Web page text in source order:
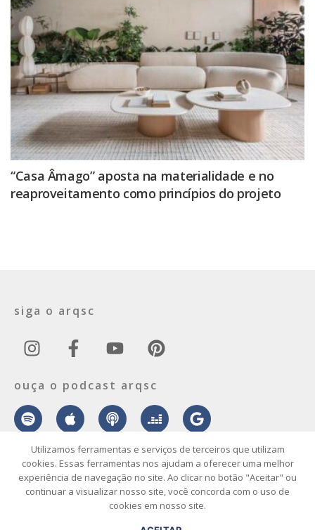
“Casa Âmago” aposta na materialidade e no
reaproveitamento como princípios do projeto
siga o arqsc
ouça o podcast arqsc
sobre contato envie seu projeto publicidade vídeo podcast
Utilizamos ferramentas e serviços de terceiros que utilizam
cookies. Essas ferramentas nos ajudam a oferecer uma melhor
experiência de navegação no site. Ao clicar no botão "Aceitar" ou
continuar a visualizar nosso site, você concorda com o uso de
cookies em nosso site.